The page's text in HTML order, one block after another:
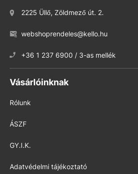
2225 Üllő, Zöldmező út. 2.
webshoprendeles@kello.hu
+36 1 237 6900 / 3-as mellék
Vásárlóinknak
Rólunk
ÁSZF
GY.I.K.
Adatvédelmi tájékoztató